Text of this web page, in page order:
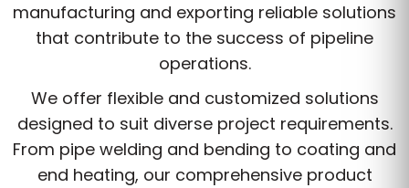
manufacturing and exporting reliable solutions
that contribute to the success of pipeline
operations.
We offer flexible and customized solutions
designed to suit diverse project requirements.
From pipe welding and bending to coating and
end heating, our comprehensive product